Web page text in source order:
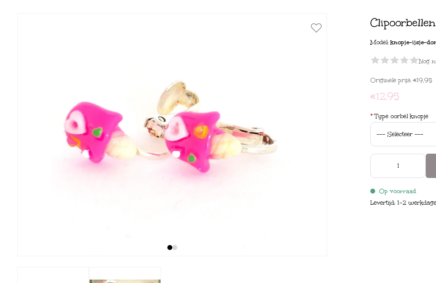
Model:knopje-ijsje-
Nog
Originele prijs:€19,95
€12,95
*Type oorbel knopje
Op voorraad
Levertijd: 1-2